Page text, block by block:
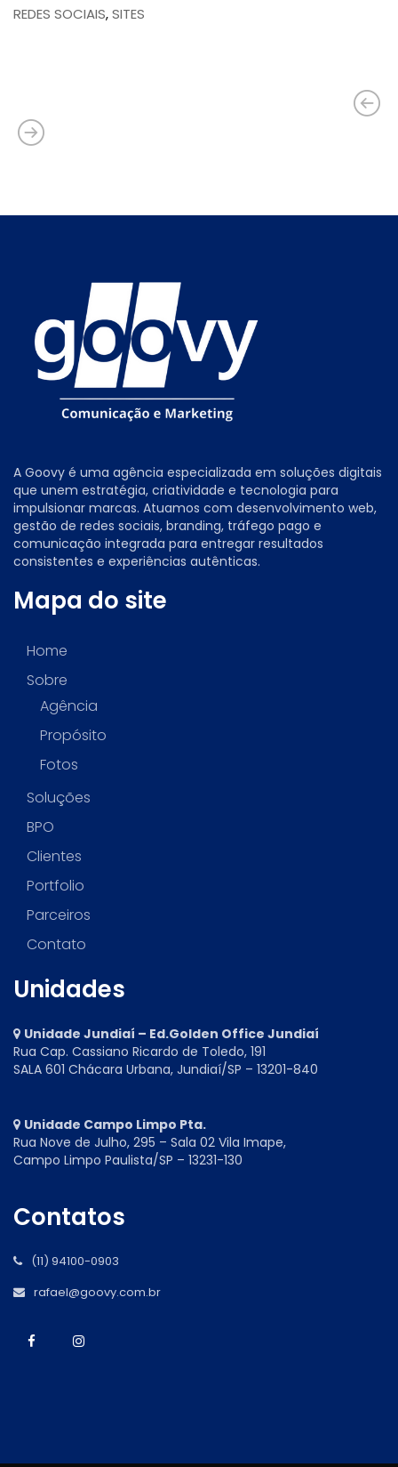
REDES SOCIAIS,SITES
A Goovy é uma agência especializada em soluções digitais
que unem estratégia, criatividade e tecnologia para
impulsionar marcas. Atuamos com desenvolvimento web,
gestão de redes sociais, branding, tráfego pago e
comunicação integrada para entregar resultados
consistentes e experiências autênticas.
Mapa do site
Home
Sobre
Agência
Propósito
Fotos
Soluções
BPO
Clientes
Portfolio
Parceiros
Contato
Unidades
Unidade Jundiaí – Ed.Golden Office Jundiaí
Rua Cap. Cassiano Ricardo de Toledo, 191
SALA 601 Chácara Urbana, Jundiaí/SP – 13201-840
Unidade Campo Limpo Pta.
Rua Nove de Julho, 295 – Sala 02 Vila Imape,
Campo Limpo Paulista/SP – 13231-130
Contatos
(11) 94100-0903
rafael@goovy.com.br